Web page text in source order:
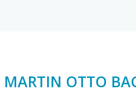
MARTIN OTTO